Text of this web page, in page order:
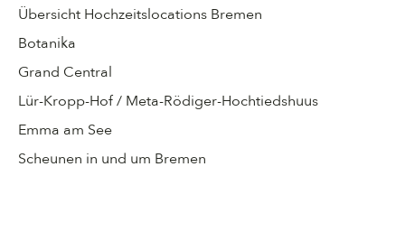
Übersicht Hochzeitslocations Bremen
Botanika
Grand Central
Lür-Kropp-Hof / Meta-Rödiger-Hochtiedshuus
Emma am See
Scheunen in und um Bremen